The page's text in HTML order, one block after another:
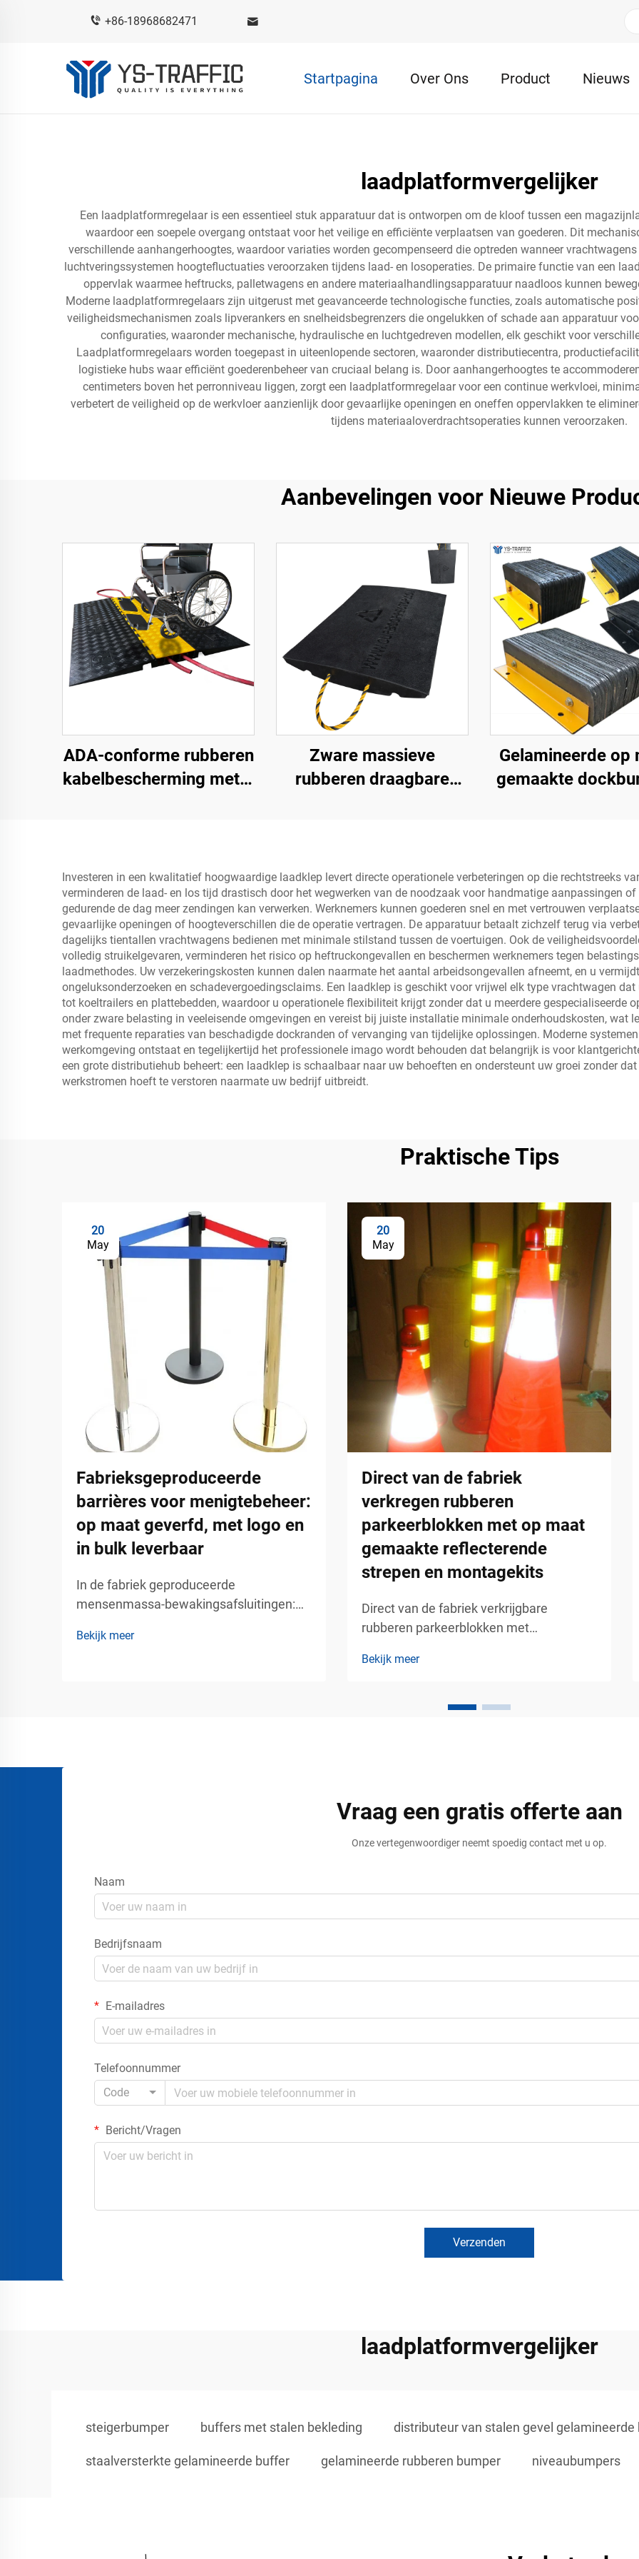
+86-18968682471
Startpagina Over Ons Product Nieuws
laadplatformvergelijker
Een laadplatformregelaar is een essentieel stuk apparatuur dat is ontworpen om de kloof tussen een
waardoor een soepele overgang ontstaat voor het veilige en efficiënte verplaatsen van goederen. Dit
verschillende aanhangerhoogtes, waardoor variaties worden gecompenseerd die optreden wanneer
luchtveringssystemen hoogtefluctuaties veroorzaken tijdens laad- en losoperaties. De primaire functie van een
oppervlak waarmee heftrucks, palletwagens en andere materiaalhandlingsapparatuur naadloos kunnen
Moderne laadplatformregelaars zijn uitgerust met geavanceerde technologische functies, zoals automatische
veiligheidsmechanismen zoals lipverankers en snelheidsbegrenzers die ongelukken of schade aan apparatuur
configuraties, waaronder mechanische, hydraulische en luchtgedreven modellen, elk geschikt voor
Laadplatformregelaars worden toegepast in uiteenlopende sectoren, waaronder distributiecentra,
logistieke hubs waar efficiënt goederenbeheer van cruciaal belang is. Door aanhangerhoogtes te
centimeters boven het perronniveau liggen, zorgt een laadplatformregelaar voor een continue werkvloei,
verbetert de veiligheid op de werkvloer aanzienlijk door gevaarlijke openingen en oneffen oppervlakken te
tijdens materiaaloverdrachtsoperaties kunnen veroorzaken.
Aanbevelingen voor Nieuwe
ADA-conforme rubberen
kabelbescherming met 5
en buitengebruik bij
evenementen
Zware massieve
rubberen draagbare
wegen
Gelamineerde op
gemaakte
Investeren in een kwalitatief hoogwaardige laadklep levert directe operationele verbeteringen op die rechtstreeks
verminderen de laad- en los tijd drastisch door het wegwerken van de noodzaak voor handmatige aanpassingen
gedurende de dag meer zendingen kan verwerken. Werknemers kunnen goederen snel en met vertrouwen
gevaarlijke openingen of hoogteverschillen die de operatie vertragen. De apparatuur betaalt zichzelf terug via
dagelijks tientallen vrachtwagens bedienen met minimale stilstand tussen de voertuigen. Ook de
volledig struikelgevaren, verminderen het risico op heftruckongevallen en beschermen werknemers tegen
laadmethodes. Uw verzekeringskosten kunnen dalen naarmate het aantal arbeidsongevallen afneemt, en u
ongeluksonderzoeken en schadevergoedingsclaims. Een laadklep is geschikt voor vrijwel elk type vrachtwagen
tot koeltrailers en plattebedden, waardoor u operationele flexibiliteit krijgt zonder dat u meerdere gespecialiseerde
onder zware belasting in veeleisende omgevingen en vereist bij juiste installatie minimale onderhoudskosten, wat
met frequente reparaties van beschadigde dockranden of vervanging van tijdelijke oplossingen. Moderne
werkomgeving ontstaat en tegelijkertijd het professionele imago wordt behouden dat belangrijk is voor
een grote distributiehub beheert: een laadklep is schaalbaar naar uw behoeften en ondersteunt uw groei zonder
werkstromen hoeft te verstoren naarmate uw bedrijf uitbreidt.
Praktische Tips
20
May
Fabrieksgeproduceerde
barrières voor menigtebeheer:
op maat geverfd, met logo en
in bulk leverbaar
In de fabriek geproduceerde
mensenmassa-bewakingsafsluitingen:
groothandelslevering – professionele
Bekijk meer
20
May
Direct van de fabriek
verkregen rubberen
parkeerblokken met op maat
gemaakte reflecterende
strepen en montagekits
Direct van de fabriek verkrijgbare
rubberen parkeerblokken met
montagekits – duurzame
commerciële verkeersgebieden.
Bekijk meer
Vraag een gratis offerte aan
Onze vertegenwoordiger neemt spoedig contact met u op.
Naam
Bedrijfsnaam
E-mailadres
Telefoonnummer
Code
Bericht/Vragen
Verzenden
laadplatformvergelijker
steigerbumper buffers met stalen bekleding distributeur van stalen gevel gelamineerde
staalversterkte gelamineerde buffer gelamineerde rubberen bumper niveaubumpers